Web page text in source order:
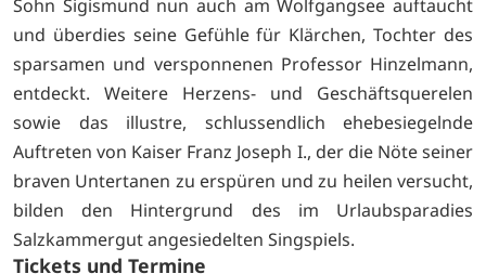
Sohn Sigismund nun auch am Wolfgangsee auftaucht
und überdies seine Gefühle für Klärchen, Tochter des
sparsamen und versponnenen Professor Hinzelmann,
entdeckt. Weitere Herzens- und Geschäftsquerelen
sowie das illustre, schlussendlich ehebesiegelnde
Auftreten von Kaiser Franz Joseph I., der die Nöte seiner
braven Untertanen zu erspüren und zu heilen versucht,
bilden den Hintergrund des im Urlaubsparadies
Salzkammergut angesiedelten Singspiels.
Tickets und Termine